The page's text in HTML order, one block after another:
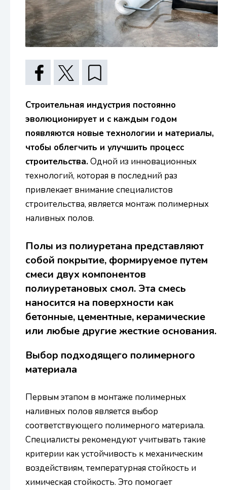
Строительная индустрия постоянно
эволюционирует и с каждым годом
появляются новые технологии и материалы,
чтобы облегчить и улучшить процесс
строительства.Одной из инновационных
технологий, которая в последний раз
привлекает внимание специалистов
строительства, является монтаж полимерных
наливных полов.
Полы из полиуретана представляют
собой покрытие, формируемое путем
смеси двух компонентов
полиуретановых смол. Эта смесь
наносится на поверхности как
бетонные, цементные, керамические
или любые другие жесткие основания.
Выбор подходящего полимерного
материала
Первым этапом в монтаже полимерных
наливных полов является выбор
соответствующего полимерного материала.
Специалисты рекомендуют учитывать такие
критерии как устойчивость к механическим
воздействиям, температурная стойкость и
химическая стойкость. Это помогает